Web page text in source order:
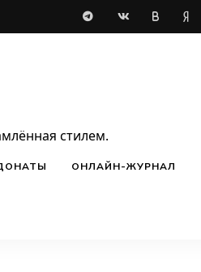
стилем.
ОНЛАЙН-ЖУРНАЛ